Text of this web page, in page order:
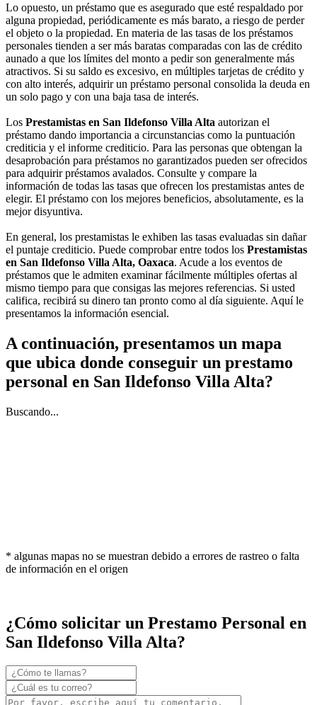
Lo opuesto, un préstamo que es asegurado que esté respaldado por
alguna propiedad, periódicamente es más barato, a riesgo de perder
el objeto o la propiedad. En materia de las tasas de los préstamos
personales tienden a ser más baratas comparadas con las de crédito
aunado a que los límites del monto a pedir son generalmente más
atractivos. Si su saldo es excesivo, en múltiples tarjetas de crédito y
con alto interés, adquirir un préstamo personal consolida la deuda en
un solo pago y con una baja tasa de interés.
Los Prestamistas en San Ildefonso Villa Alta autorizan el
préstamo dando importancia a circunstancias como la puntuación
crediticia y el informe crediticio. Para las personas que obtengan la
desaprobación para préstamos no garantizados pueden ser ofrecidos
para adquirir préstamos avalados. Consulte y compare la
información de todas las tasas que ofrecen los prestamistas antes de
elegir. El préstamo con los mejores beneficios, absolutamente, es la
mejor disyuntiva.
En general, los prestamistas le exhiben las tasas evaluadas sin dañar
el puntaje crediticio. Puede comprobar entre todos los Prestamistas
en San Ildefonso Villa Alta, Oaxaca. Acude a los eventos de
préstamos que le admiten examinar fácilmente múltiples ofertas al
mismo tiempo para que consigas las mejores referencias. Si usted
califica, recibirá su dinero tan pronto como al día siguiente. Aquí le
presentamos la información esencial.
A continuación, presentamos un mapa
que ubica donde conseguir un prestamo
personal en San Ildefonso Villa Alta?
Buscando...
* algunas mapas no se muestran debido a errores de rastreo o falta
de información en el origen
¿Cómo solicitar un Prestamo Personal en
San Ildefonso Villa Alta?